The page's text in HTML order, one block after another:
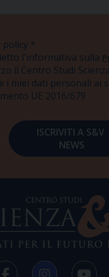
policy *
l'informativa sulla
il Centro Studi
i miei dati personali ai
UE 2016/679